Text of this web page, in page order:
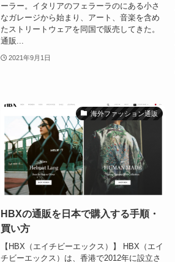
ーラー。イタリアのフェラーラのにある小さ
なガレージから始まり、アート、音楽を含め
たストリートウェアを同国で販売してきた。
通販...
2021年9月1日
海外ファッション通販
HBXの通販を日本で購入する手順・
買い方
【HBX（エイチビーエックス）】 HBX（エイ
チビーエックス）は、香港で2012年に設立さ